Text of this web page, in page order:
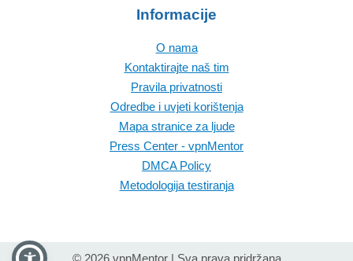
Informacije
O nama
Kontaktirajte naš tim
Pravila privatnosti
Odredbe i uvjeti korištenja
Mapa stranice za ljude
Press Center - vpnMentor
DMCA Policy
Metodologija testiranja
© 2026 vpnMentor | Sva prava pridržana